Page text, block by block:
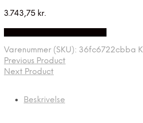
3.743,75 kr.
Varenummer (SKU): 36fc6722cbba
Previous Product
Next Product
Beskrivelse